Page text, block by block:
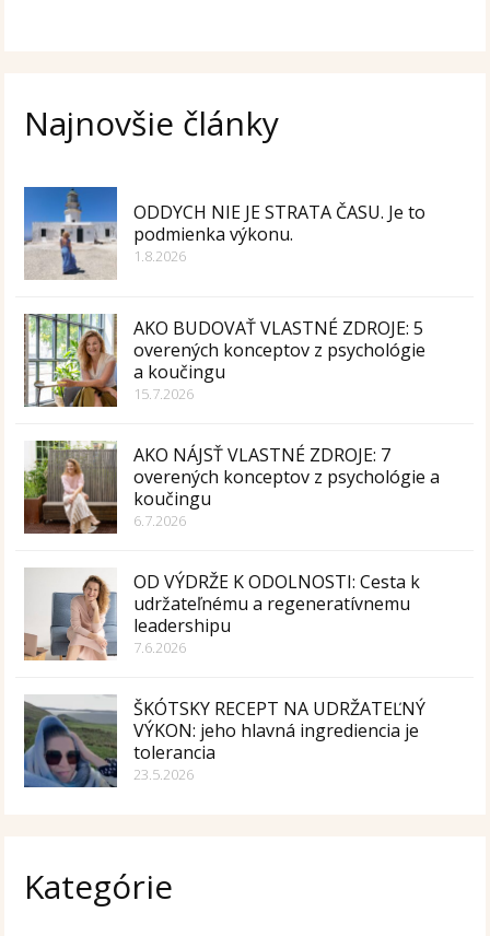
Najnovšie články
ODDYCH NIE JE STRATA ČASU. Je to
podmienka výkonu.
1.8.2026
AKO BUDOVAŤ VLASTNÉ ZDROJE: 5
overených konceptov z psychológie
a koučingu
15.7.2026
AKO NÁJSŤ VLASTNÉ ZDROJE: 7
overených konceptov z psychológie a
koučingu
6.7.2026
OD VÝDRŽE K ODOLNOSTI: Cesta k
udržateľnému a regeneratívnemu
leadershipu
7.6.2026
ŠKÓTSKY RECEPT NA UDRŽATEĽNÝ
VÝKON: jeho hlavná ingrediencia je
tolerancia
23.5.2026
Kategórie